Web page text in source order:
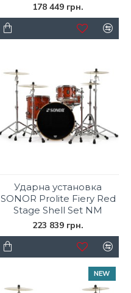
178 449 грн.
Ударна установка
SONOR Prolite Fiery Red
Stage Shell Set NM
223 839 грн.
NEW